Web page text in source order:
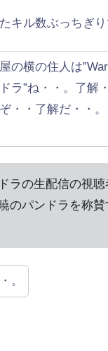
キル数ぶっちぎり
の横の住人は
ラ”ね・・。了解
・・了解だ・・。
ラの生配信の視聴
のパンドラを称
。